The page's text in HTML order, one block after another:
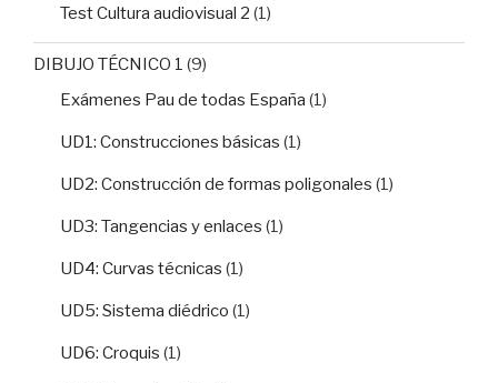
Test Cultura audiovisual 2 (1)
DIBUJO TÉCNICO 1 (9)
Exámenes Pau de todas España (1)
UD1: Construcciones básicas (1)
UD2: Construcción de formas poligonales (1)
UD3: Tangencias y enlaces (1)
UD4: Curvas técnicas (1)
UD5: Sistema diédrico (1)
UD6: Croquis (1)